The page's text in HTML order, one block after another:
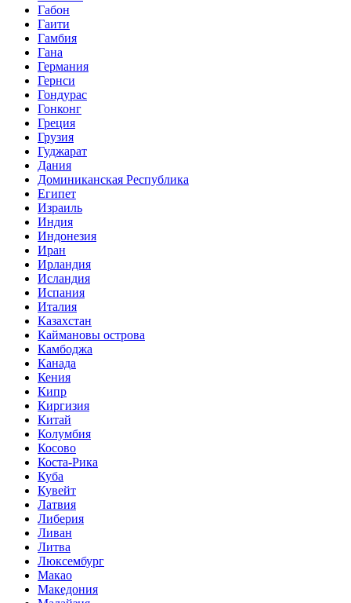
Габон
Гаити
Гамбия
Гана
Германия
Гернси
Гондурас
Гонконг
Греция
Грузия
Гуджарат
Дания
Доминиканская Республика
Египет
Израиль
Индия
Индонезия
Иран
Ирландия
Исландия
Испания
Италия
Казахстан
Каймановы острова
Камбоджа
Канада
Кения
Кипр
Киргизия
Китай
Колумбия
Косово
Коста-Рика
Куба
Кувейт
Латвия
Либерия
Ливан
Литва
Люксембург
Макао
Македония